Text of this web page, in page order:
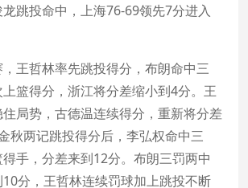
跳投命中，上海76-69领先7分进入
王哲林率先跳投得分，布朗命中三
篮得分，浙江将分差缩小到4分。王
局势，古德温连续得分，重新将分差
秋两记跳投得分后，李弘权命中三
手，分差来到12分。布朗三罚两中
分，王哲林连续罚球加上跳投不断